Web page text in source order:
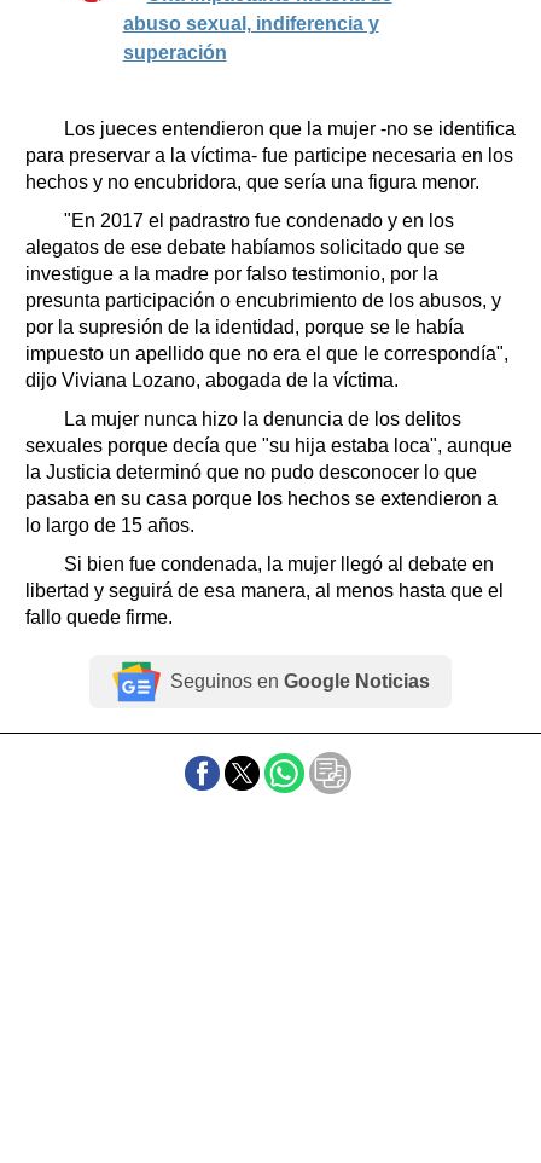
abuso sexual, indiferencia y
superación
Los jueces entendieron que la mujer -no se identifica
para preservar a la víctima- fue participe necesaria en los
hechos y no encubridora, que sería una figura menor.
"En 2017 el padrastro fue condenado y en los
alegatos de ese debate habíamos solicitado que se
investigue a la madre por falso testimonio, por la
presunta participación o encubrimiento de los abusos, y
por la supresión de la identidad, porque se le había
impuesto un apellido que no era el que le correspondía",
dijo Viviana Lozano, abogada de la víctima.
La mujer nunca hizo la denuncia de los delitos
sexuales porque decía que "su hija estaba loca", aunque
la Justicia determinó que no pudo desconocer lo que
pasaba en su casa porque los hechos se extendieron a
lo largo de 15 años.
Si bien fue condenada, la mujer llegó al debate en
libertad y seguirá de esa manera, al menos hasta que el
fallo quede firme.
Seguinos en Google Noticias